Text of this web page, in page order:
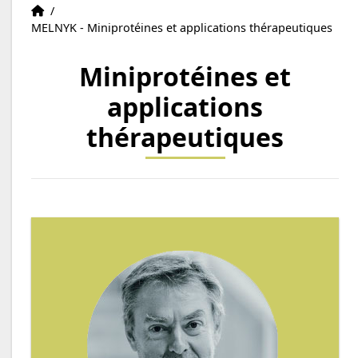
Équipes
Accueil
/
MELNYK - Miniprotéines et applications thérapeutiques
Miniprotéines et
applications
thérapeutiques